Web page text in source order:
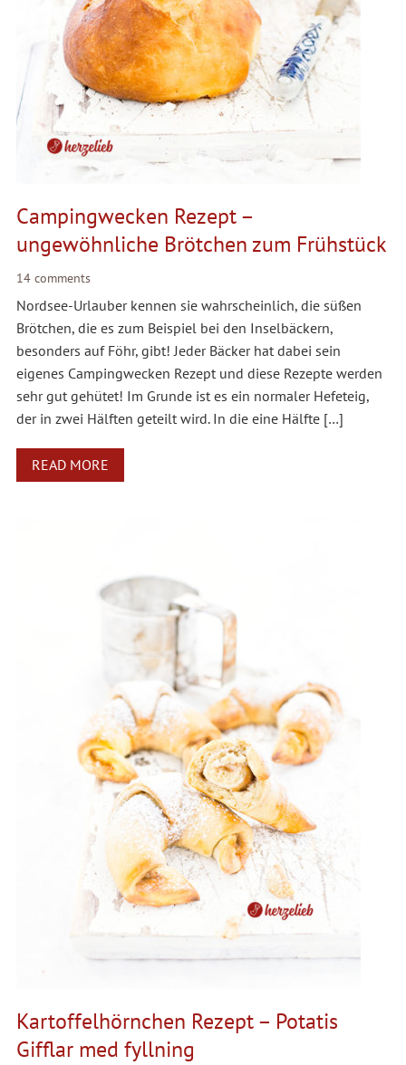
Campingwecken Rezept –
ungewöhnliche Brötchen zum Frühstück
14 comments
Nordsee-Urlauber kennen sie wahrscheinlich, die süßen
Brötchen, die es zum Beispiel bei den Inselbäckern,
besonders auf Föhr, gibt! Jeder Bäcker hat dabei sein
eigenes Campingwecken Rezept und diese Rezepte werden
sehr gut gehütet! Im Grunde ist es ein normaler Hefeteig,
der in zwei Hälften geteilt wird. In die eine Hälfte […]
READ MORE
Kartoffelhörnchen Rezept – Potatis
Gifflar med fyllning